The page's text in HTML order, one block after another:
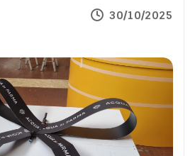
30/10/2025